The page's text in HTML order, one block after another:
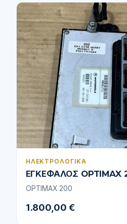
ΗΛΕΚΤΡΟΛΟΓΙΚΆ
ΕΓΚΕΦΑΛΟΣ OPTIMAX
OPTIMAX 200
1.800,00 €